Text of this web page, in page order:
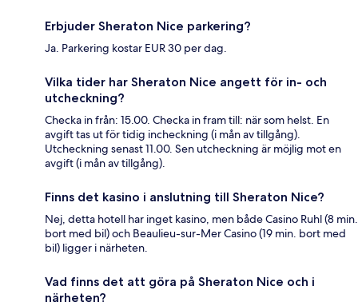
Erbjuder Sheraton Nice parkering?
Ja. Parkering kostar EUR 30 per dag.
Vilka tider har Sheraton Nice angett för in- och
utcheckning?
Checka in från: 15.00. Checka in fram till: när som helst. En
avgift tas ut för tidig incheckning (i mån av tillgång).
Utcheckning senast 11.00. Sen utcheckning är möjlig mot en
avgift (i mån av tillgång).
Finns det kasino i anslutning till Sheraton Nice?
Nej, detta hotell har inget kasino, men både Casino Ruhl (8 min.
bort med bil) och Beaulieu-sur-Mer Casino (19 min. bort med
bil) ligger i närheten.
Vad finns det att göra på Sheraton Nice och i
närheten?